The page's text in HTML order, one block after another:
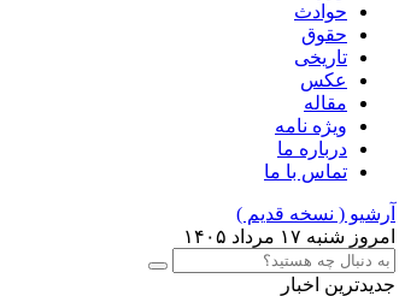
حوادث
حقوق
تاریخی
عکس
مقاله
ویژه نامه
درباره ما
تماس با ما
آرشیو ( نسخه قدیم )
امروز شنبه ۱۷ مرداد ۱۴۰۵
جدیدترین اخبار